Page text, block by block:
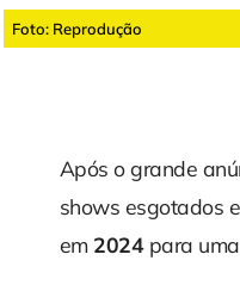
Foto: Reprodução
Após o grande
shows esgotados
em 2024 para